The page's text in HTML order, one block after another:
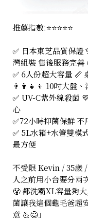
推薦指數:⭐⭐⭐⭐⭐
✅ 日本東芝品質保證
灣組裝 售後服務完善
✅ 6人份超大容量 📏
👨‍👩‍👧‍👦 10吋大盤
✅ UV-C紫外線殺菌
心
✅72小時抑菌保鮮 不
✅ 5L水箱+水管雙模
最方便
🔄 租屋、
不受限 Kevin / 35歲
人之前用小台要分兩
😤 都洗霸XL容量夠
菌讓我這個龜毛爸超
意 💪😊」